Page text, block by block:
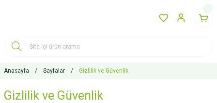
Anasayfa Sayfalar Gizlilik ve Güvenlik
Gizlilik ve Güvenlik